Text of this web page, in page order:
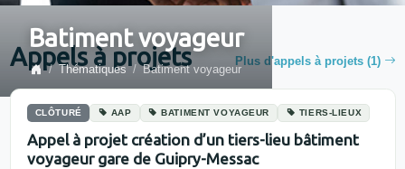
Batiment voyageur
Thématiques Batiment voyageur
Appels à projets Plus d'appels à projets (1)
CLÔTURÉ AAP BATIMENT VOYAGEUR TIERS-LIEUX
Appel à projet création d’un tiers-lieu bâtiment
voyageur gare de Guipry-Messac